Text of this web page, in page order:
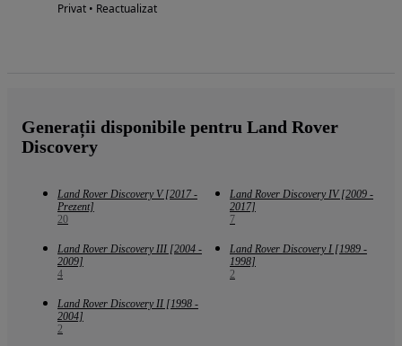
Privat • Reactualizat
Generații disponibile pentru Land Rover
Discovery
Land Rover Discovery V [2017 -
Prezent]
20
Land Rover Discovery IV [2009 -
2017]
7
Land Rover Discovery III [2004 -
2009]
4
Land Rover Discovery I [1989 -
1998]
2
Land Rover Discovery II [1998 -
2004]
2